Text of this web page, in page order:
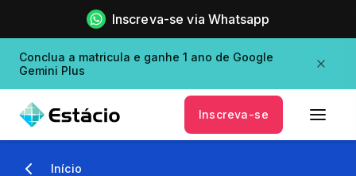
Inscreva-se via Whatsapp
Conclua a matricula e ganhe 1 ano de Google
Gemini Plus
Inscreva-se
Início